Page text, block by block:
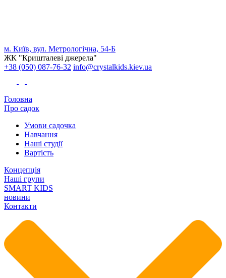
м. Київ, вул. Метрологічна, 54-Б
ЖК "Кришталеві джерела"
+38 (050) 087-76-32 info@crystalkids.kiev.ua
Головна
Про садок
Умови садочка
Навчання
Наші студії
Вартість
Концепція
Наші групи
SMART KIDS
новини
Контакти